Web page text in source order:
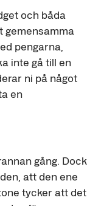
och båda
gemensamma
pengarna,
inte gå till en
ni på något
en
gång. Dock
att den ene
tycker att det